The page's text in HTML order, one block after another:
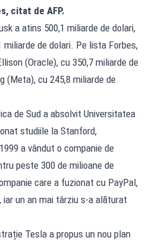
citat de AFP.
a atins 500,1 miliarde de dolari,
miliarde de dolari. Pe lista Forbes,
(Oracle), cu 350,7 miliarde de
(Meta), cu 245,8 miliarde de
de Sud a absolvit Universitatea
studiile la Stanford,
a vândut o companie de
peste 300 de milioane de
care a fuzionat cu PayPal,
iar un an mai târziu s-a alăturat
Tesla a propus un nou plan